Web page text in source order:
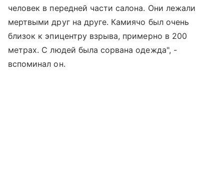
человек в передней части салона. Они лежали
мертвыми друг на друге. Камиячо был очень
близок к эпицентру взрыва, примерно в 200
метрах. С людей была сорвана одежда", -
вспоминал он.